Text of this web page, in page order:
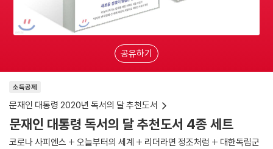
공유하기
소득공제
문재인 대통령 2020년 독서의 달 추천도서
문재인 대통령 독서의 달 추천도서 4종 세트
코로나 사피엔스 + 오늘부터의 세계 + 리더라면 정조처럼 + 대한독립군